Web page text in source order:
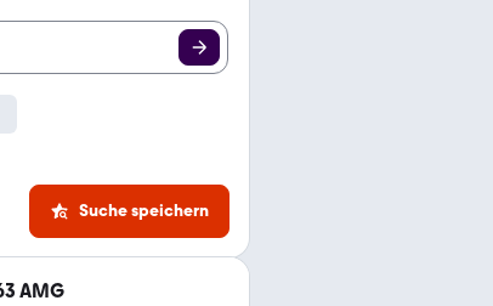
Suche speichern
AMG